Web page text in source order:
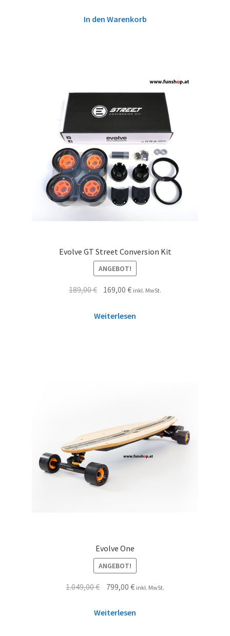
In den Warenkorb
Evolve GT Street Conversion Kit
ANGEBOT!
189,00€ 169,00€ inkl. MwSt.
Weiterlesen
Evolve One
ANGEBOT!
1.049,00€ 799,00 € inkl. MwSt.
Weiterlesen